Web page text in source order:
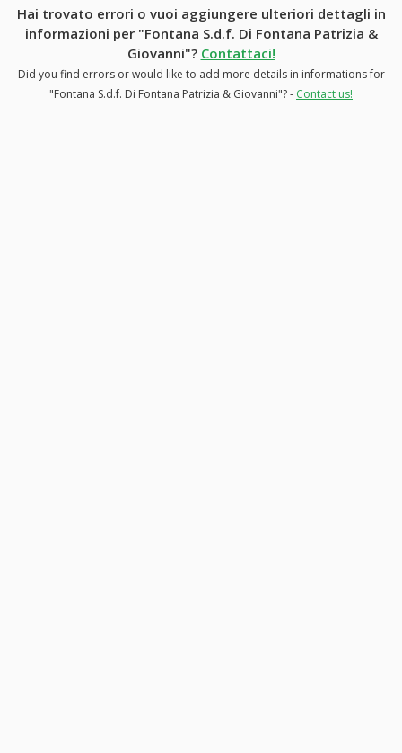
Hai trovato errori o vuoi aggiungere ulteriori dettagli in
informazioni per "Fontana S.d.f. Di Fontana Patrizia &
Giovanni"? Contattaci!
Did you find errors or would like to add more details in informations for
"Fontana S.d.f. Di Fontana Patrizia & Giovanni"? - Contact us!